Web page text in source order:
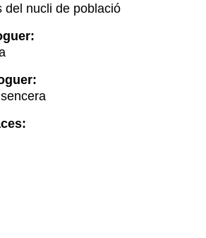
del nucli de població